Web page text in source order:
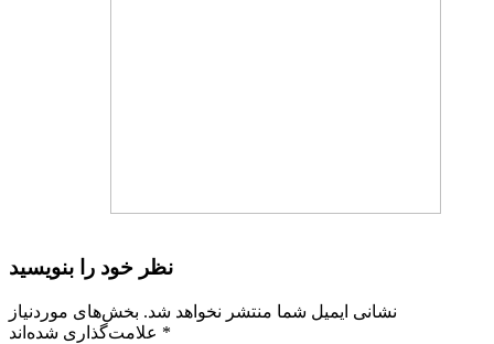
نظر خود را بنویسید
نشانی ایمیل شما منتشر نخواهد شد. بخش‌های موردنیاز
*